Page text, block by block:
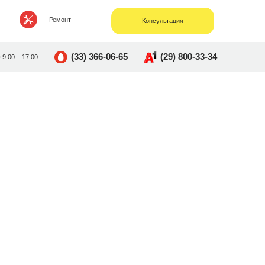
Ремонт Консультация
9:00 – 17:00 (33) 366-06-65 (29) 800-33-34